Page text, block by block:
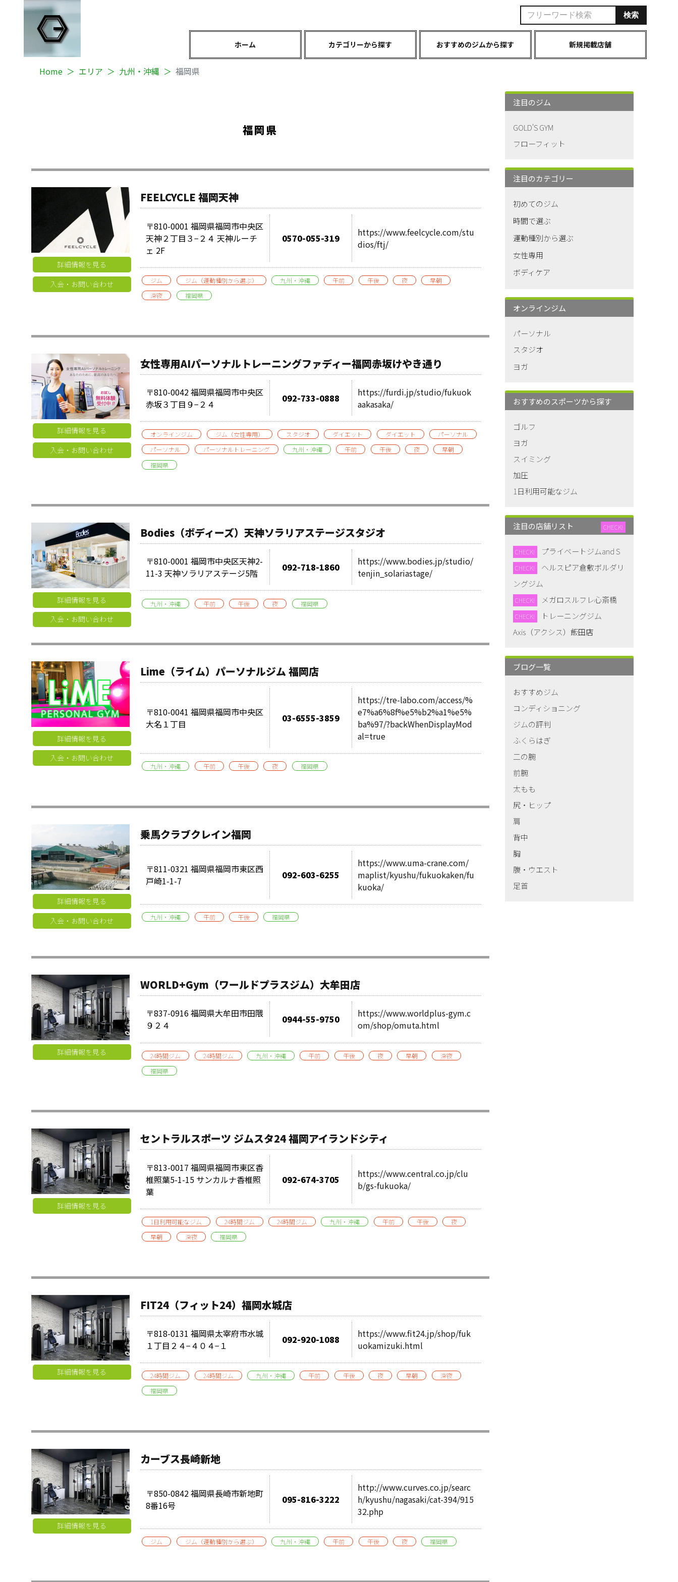
ホーム カテゴリーから探す おすすめのジムから探す 新規掲載店舗
Home エリア 九州・沖縄 福岡県
福岡県
詳細情報を見る
入会・お問い合わせ
FEELCYCLE 福岡天神
〒810-0001 福岡県福岡市中央区
天神２丁目３−２４ 天神ルーチ
ェ 2F
0570-055-319
https://www.feelcycle.com/stu
dios/ftj/
ジム ジム（運動種別から選ぶ） 九州・沖縄 午前 午後 夜
早朝
深夜
福岡県
詳細情報を見る
入会・お問い合わせ
女性専用AIパーソナルトレーニングファディー福岡赤坂けやき通り
〒810-0042 福岡県福岡市中央区
赤坂３丁目９−２４
092-733-0888
https://furdi.jp/studio/fukuok
aakasaka/
オンラインジム ジム（女性専用） スタジオ ダイエット ダイエット
パーソナル
パーソナル
パーソナルトレーニング 九州・沖縄 午前 午後 夜
早朝
福岡県
詳細情報を見る
入会・お問い合わせ
Bodies（ボディーズ）天神ソラリアステージスタジオ
〒810-0001 福岡市中央区天神2-
11-3 天神ソラリアステージ5階
092-718-1860
https://www.bodies.jp/studio/
tenjin_solariastage/
九州・沖縄 午前 午後 夜 福岡県
詳細情報を見る
入会・お問い合わせ
Lime（ライム）パーソナルジム 福岡店
〒810-0041 福岡県福岡市中央区
大名１丁目
03-6555-3859
https://tre-labo.com/access/%
e7%a6%8f%e5%b2%a1%e5%
ba%97/?backWhenDisplayMod
al=true
九州・沖縄 午前 午後 夜 福岡県
詳細情報を見る
入会・お問い合わせ
乗馬クラブクレイン福岡
〒811-0321 福岡県福岡市東区西
戸崎1-1-7
092-603-6255
https://www.uma-crane.com/
maplist/kyushu/fukuokaken/fu
kuoka/
九州・沖縄 午前 午後 福岡県
詳細情報を見る
WORLD+Gym（ワールドプラスジム）大牟田店
〒837-0916 福岡県大牟田市田隈
９２４
0944-55-9750
https://www.worldplus-gym.c
om/shop/omuta.html
24時間ジム 24時間ジム 九州・沖縄 午前 午後 夜 早朝
深夜
福岡県
詳細情報を見る
セントラルスポーツ ジムスタ24 福岡アイランドシティ
〒813-0017 福岡県福岡市東区香
椎照葉5-1-15 サンカルナ香椎照
葉
092-674-3705
https://www.central.co.jp/clu
b/gs-fukuoka/
1日利用可能なジム 24時間ジム 24時間ジム 九州・沖縄 午前 午後
夜
早朝
深夜 福岡県
詳細情報を見る
FIT24（フィット24）福岡水城店
〒818-0131 福岡県太宰府市水城
１丁目２４−４０４−１
092-920-1088
https://www.fit24.jp/shop/fuk
uokamizuki.html
24時間ジム 24時間ジム 九州・沖縄 午前 午後 夜 早朝
深夜
福岡県
詳細情報を見る
カーブス長崎新地
〒850-0842 福岡県長崎市新地町
8番16号
095-816-3222
http://www.curves.co.jp/searc
h/kyushu/nagasaki/cat-394/915
32.php
ジム ジム（運動種別から選ぶ） 九州・沖縄 午前 午後 夜 福岡県
注目のジム
GOLD'S GYM
フローフィット
注目のカテゴリー
初めてのジム
時間で選ぶ
運動種別から選ぶ
女性専用
ボディケア
オンラインジム
パーソナル
スタジオ
ヨガ
おすすめのスポーツから探す
ゴルフ
ヨガ
スイミング
加圧
1日利用可能なジム
注目の店舗リスト CHECK!
CHECK! プライベートジムand S
CHECK!
ヘルスピア倉敷ボルダリ
ングジム
CHECK! メガロスルフレ心斎橋
CHECK!
トレーニングジム
Axis（アクシス）飯田店
ブログ一覧
おすすめジム
コンディショニング
ジムの評判
ふくらはぎ
二の腕
前腕
太もも
尻・ヒップ
肩
背中
胸
腹・ウエスト
足首